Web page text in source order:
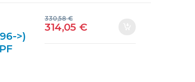
>)
314,05 €
330,58€